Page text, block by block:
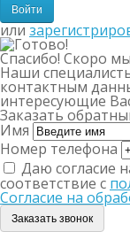
или
Спасибо! Скоро
Наши
контактным
интересующие
Заказать
Имя
Номер телефона
Даю согласие
соответствие с
Согласие на
Заказать звонок